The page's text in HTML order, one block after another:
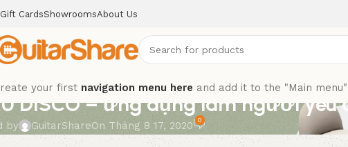
Gift CardsShowroomsAbout Us
your first navigation menu here and add it to the "Main
DISCO – ứng dụng làm người yêu
by GuitarShareOn Tháng 8 17, 2020 0